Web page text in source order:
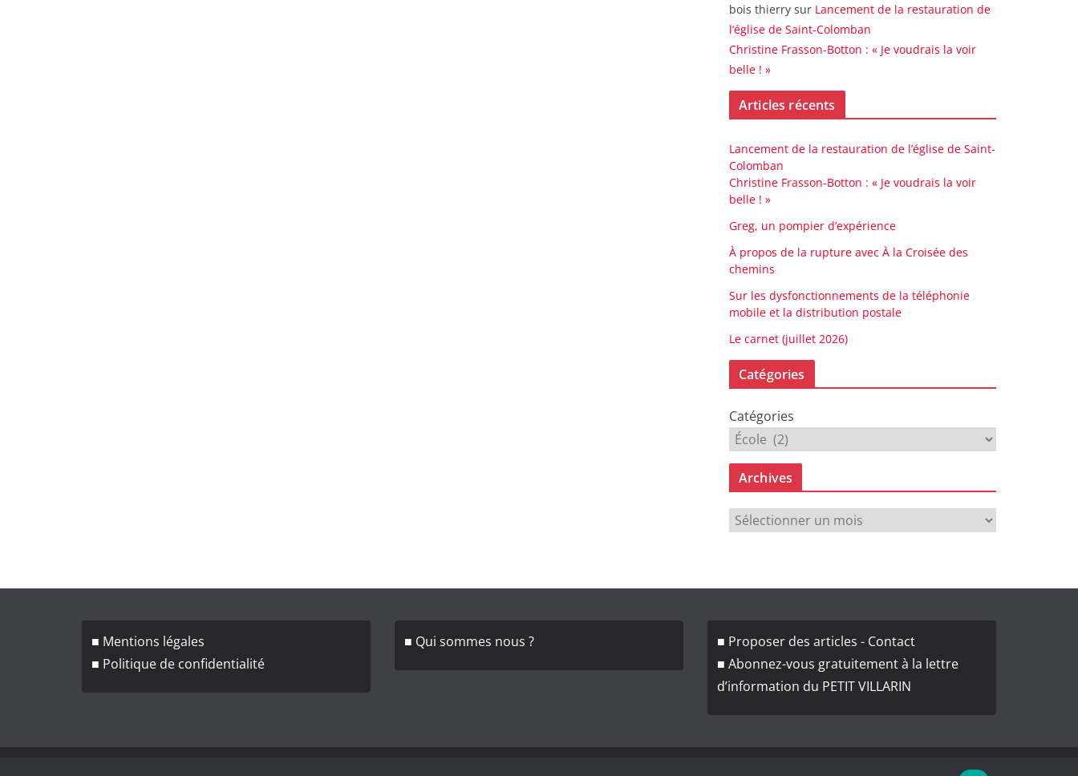
bois thierry sur Lancement de la restauration de
l’église de Saint-Colomban
Christine Frasson-Botton : « Je voudrais la voir
belle ! »
Articles récents
Lancement de la restauration de l’église de Saint-
Colomban
Christine Frasson-Botton : « Je voudrais la voir
belle ! »
Greg, un pompier d’expérience
À propos de la rupture avec À la Croisée des
chemins
Sur les dysfonctionnements de la téléphonie
mobile et la distribution postale
Le carnet (juillet 2026)
Catégories
Catégories
Archives
A
h
■ Mentions légales
■ Politique de confidentialité
■ Qui sommes nous ?
■ Proposer des articles - Contact
■ Abonnez-vous gratuitement à la lettre
d’information du PETIT VILLARIN